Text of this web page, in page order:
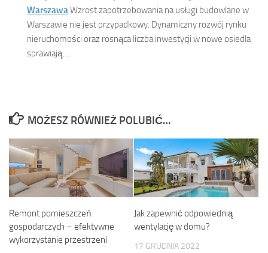
WarszawaWzrost zapotrzebowania na usługi budowlane w
Warszawie nie jest przypadkowy. Dynamiczny rozwój rynku
nieruchomości oraz rosnąca liczba inwestycji w nowe osiedla
sprawiają,...
MOŻESZ RÓWNIEŻ POLUBIĆ…
Remont pomieszczeń
gospodarczych – efektywne
wykorzystanie przestrzeni
Jak zapewnić odpowiednią
wentylację w domu?
17 GRUDNIA 2022